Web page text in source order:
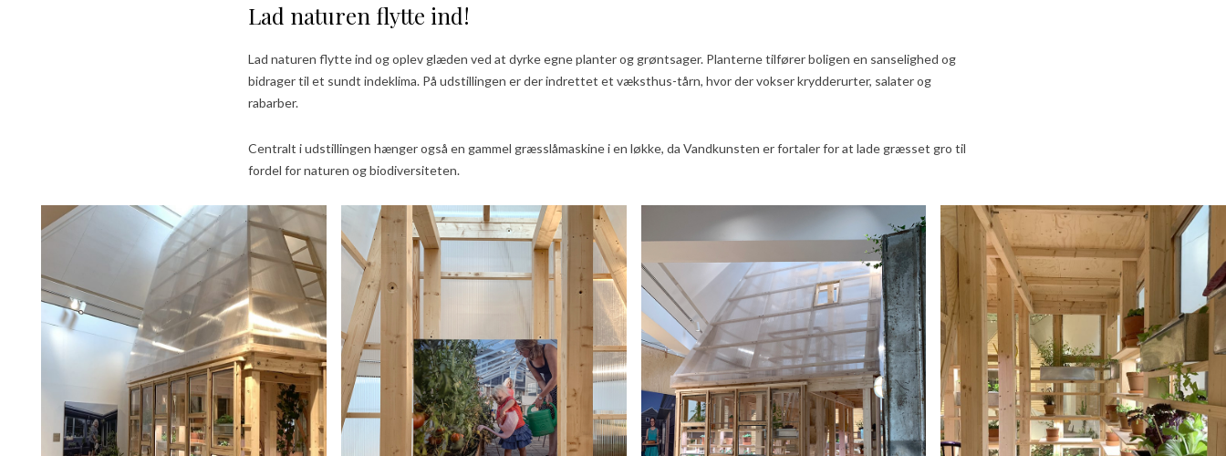
Lad naturen flytte ind!
Lad naturen flytte ind og oplev glæden ved at dyrke egne planter og grøntsager. Planterne tilfører boligen en sanselighed og
bidrager til et sundt indeklima. På udstillingen er der indrettet et væksthus-tårn, hvor der vokser krydderurter, salater og
rabarber.
Centralt i udstillingen hænger også en gammel græsslåmaskine i en løkke, da Vandkunsten er fortaler for at lade græsset gro til
fordel for naturen og biodiversiteten.